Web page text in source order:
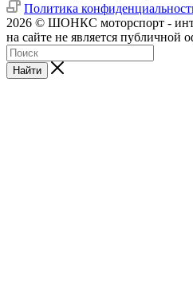
Политика
2026 © ШОНКС моторспорт -
на сайте не является публичной
Найти